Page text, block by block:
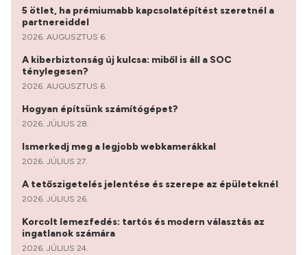
5 ötlet, ha prémiumabb kapcsolatépítést szeretnél a
partnereiddel
2026. AUGUSZTUS 6.
A kiberbiztonság új kulcsa: miből is áll a SOC
ténylegesen?
2026. AUGUSZTUS 6.
Hogyan építsünk számítógépet?
2026. JÚLIUS 28.
Ismerkedj meg a legjobb webkamerákkal
2026. JÚLIUS 27.
A tetőszigetelés jelentése és szerepe az épületeknél
2026. JÚLIUS 26.
Korcolt lemezfedés: tartós és modern választás az
ingatlanok számára
2026. JÚLIUS 24.